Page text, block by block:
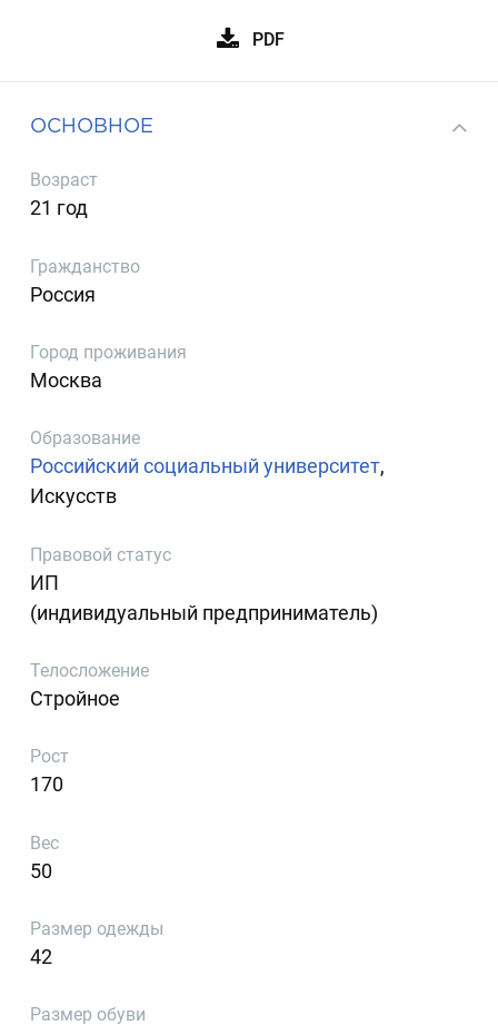
PDF
ОСНОВНОЕ
Возраст
21 год
Гражданство
Россия
Город проживания
Москва
Образование
Российский социальный университет,
Искусств
Правовой статус
ИП
(индивидуальный предприниматель)
Телосложение
Стройное
Рост
170
Вес
50
Размер одежды
42
Размер обуви